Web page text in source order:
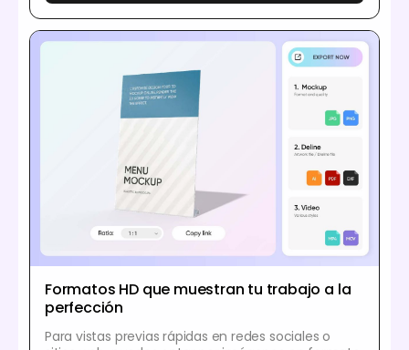
Formatos HD que muestran tu trabajo a la
perfección
Para vistas previas rápidas en redes sociales o